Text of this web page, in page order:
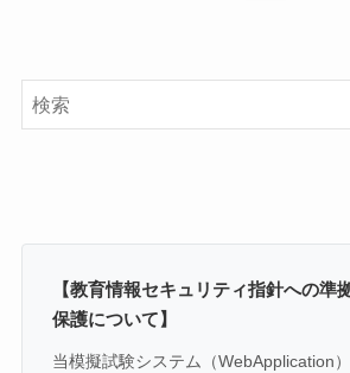
【教育情報セキュリティ指針への準
保護について】
当模擬試験システム（WebApplication